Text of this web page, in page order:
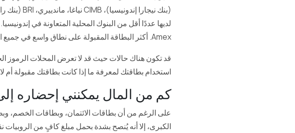
لديها عددًا أقل من البنوك المحلية المتعاونة في
Amex. أكثر البطاقة المقبولة على نطاق واسع في جميع المتاجر في إندونيسيا هي فيزا وماستركارد.
قد تكون هناك حالات حيث قد لا تعرض المحلات الرموز
استخدام بطاقتك لمعرفة ما إذا كانت بطاقتك مقبولة أم
كم من المال يمكنني إحضاره
على الرغم من أن بطاقات الائتمان، وبطاقات الخصم،
الكبرى، إلا أنه يُنصح بشدة بحمل مبلغ كافٍ من